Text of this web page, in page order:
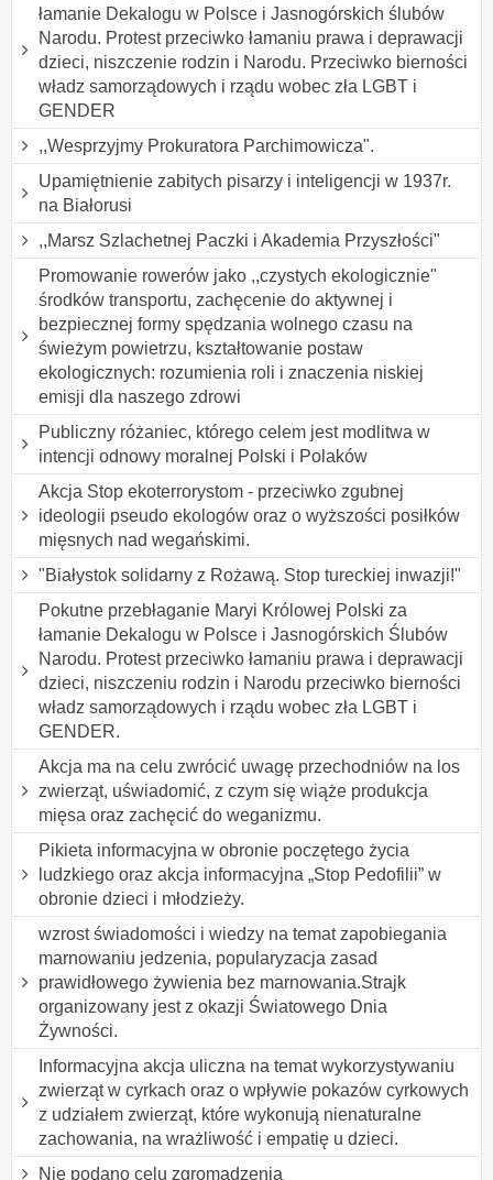
łamanie Dekalogu w Polsce i Jasnogórskich ślubów
Narodu. Protest przeciwko łamaniu prawa i deprawacji
dzieci, niszczenie rodzin i Narodu. Przeciwko bierności
władz samorządowych i rządu wobec zła LGBT i
GENDER
,,Wesprzyjmy Prokuratora Parchimowicza".
Upamiętnienie zabitych pisarzy i inteligencji w 1937r.
na Białorusi
,,Marsz Szlachetnej Paczki i Akademia Przyszłości"
Promowanie rowerów jako ,,czystych ekologicznie"
środków transportu, zachęcenie do aktywnej i
bezpiecznej formy spędzania wolnego czasu na
świeżym powietrzu, kształtowanie postaw
ekologicznych: rozumienia roli i znaczenia niskiej
emisji dla naszego zdrowi
Publiczny różaniec, którego celem jest modlitwa w
intencji odnowy moralnej Polski i Polaków
Akcja Stop ekoterrorystom - przeciwko zgubnej
ideologii pseudo ekologów oraz o wyższości posiłków
mięsnych nad wegańskimi.
"Białystok solidarny z Rożawą. Stop tureckiej inwazji!"
Pokutne przebłaganie Maryi Królowej Polski za
łamanie Dekalogu w Polsce i Jasnogórskich Ślubów
Narodu. Protest przeciwko łamaniu prawa i deprawacji
dzieci, niszczeniu rodzin i Narodu przeciwko bierności
władz samorządowych i rządu wobec zła LGBT i
GENDER.
Akcja ma na celu zwrócić uwagę przechodniów na los
zwierząt, uświadomić, z czym się wiąże produkcja
mięsa oraz zachęcić do weganizmu.
Pikieta informacyjna w obronie poczętego życia
ludzkiego oraz akcja informacyjna „Stop Pedofilii” w
obronie dzieci i młodzieży.
wzrost świadomości i wiedzy na temat zapobiegania
marnowaniu jedzenia, popularyzacja zasad
prawidłowego żywienia bez marnowania.Strajk
organizowany jest z okazji Światowego Dnia
Żywności.
Informacyjna akcja uliczna na temat wykorzystywaniu
zwierząt w cyrkach oraz o wpływie pokazów cyrkowych
z udziałem zwierząt, które wykonują nienaturalne
zachowania, na wrażliwość i empatię u dzieci.
Nie podano celu zgromadzenia